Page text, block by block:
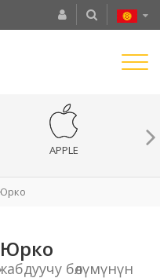
APPLE
бөлүмүнүн